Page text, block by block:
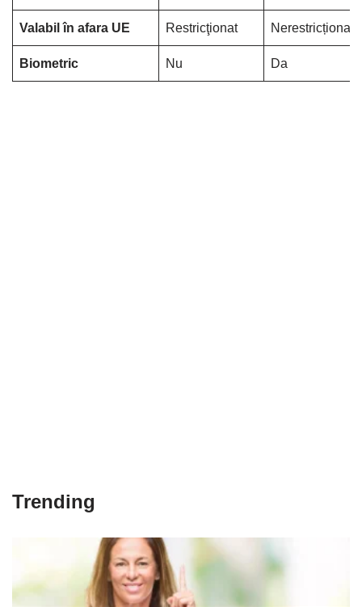
Valabil în afara UE Restricţionat Nerestricționat
Biometric Nu Da
Trending